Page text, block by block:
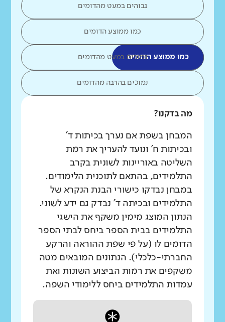
גבוהים במעט מהדומים
כמו ממוצע הדומים
כמו ממוצע הדומיםנמוכים במעט מהדומים
נמוכים בהרבה מהדומים
מה בדקנו?
המבחן בשפת אם נערך בכיתות ד'
ובכיתות ח' ונועד להעריך את רמת
השליטה באוריינות לשונית בקרב
התלמידים, בהתאם לתוכנית הלימודים.
במבחן נבדקו כישורי הבנת הנקרא של
התלמידים ובכיתה ד' נבדק גם ידע לשוני.
הנתון המוצג מימין משקף את הישגי
התלמידים בבית הספר ביחס לבתי הספר
הדומים לו (על פי שפת ההוראה והרקע
החברתי-כלכלי). הנתונים המובאים מטה
משקפים את רמות הביצוע השונות ואת
עמדות התלמידים ביחס ללימודי השפה.